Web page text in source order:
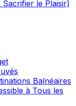
Sacrifier le Plaisir)
Balnéaires
à Tous les